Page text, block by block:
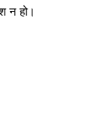
न हो।